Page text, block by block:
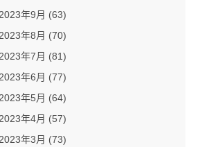
2023年9月 (63)
2023年8月 (70)
2023年7月 (81)
2023年6月 (77)
2023年5月 (64)
2023年4月 (57)
2023年3月 (73)